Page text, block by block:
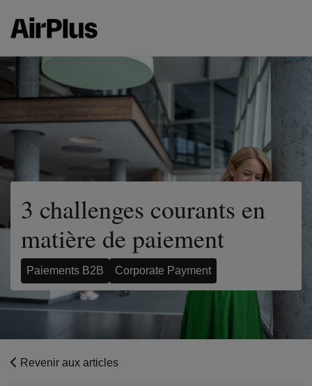
3 challenges courants en
matière de paiement
Paiements B2B Corporate Payment
Revenir aux articles